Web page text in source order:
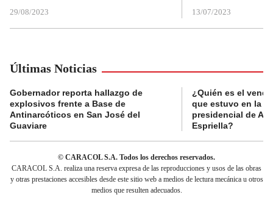
29/08/2023 13/07/2023
Últimas Noticias
Gobernador reporta hallazgo de
explosivos frente a Base de
Antinarcóticos en San José del
Guaviare
¿Quién es el
que estuvo en la
presidencial de
Espriella?
© CARACOL S.A. Todos los derechos reservados.
CARACOL S.A. realiza una reserva expresa de las reproducciones y usos de las obras
y otras prestaciones accesibles desde este sitio web a medios de lectura mecánica u otros
medios que resulten adecuados.